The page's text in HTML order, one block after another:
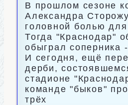
В прошлом сезоне
Александра
головной болью
Тогда "Краснодар"
обыграл соперника
И сегодня, ещё
дерби,
стадионе
команде "быков"
трёх